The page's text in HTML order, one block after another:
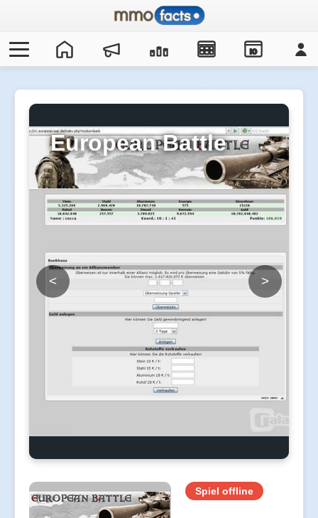
IO
European Battle
< >
Spiel offline